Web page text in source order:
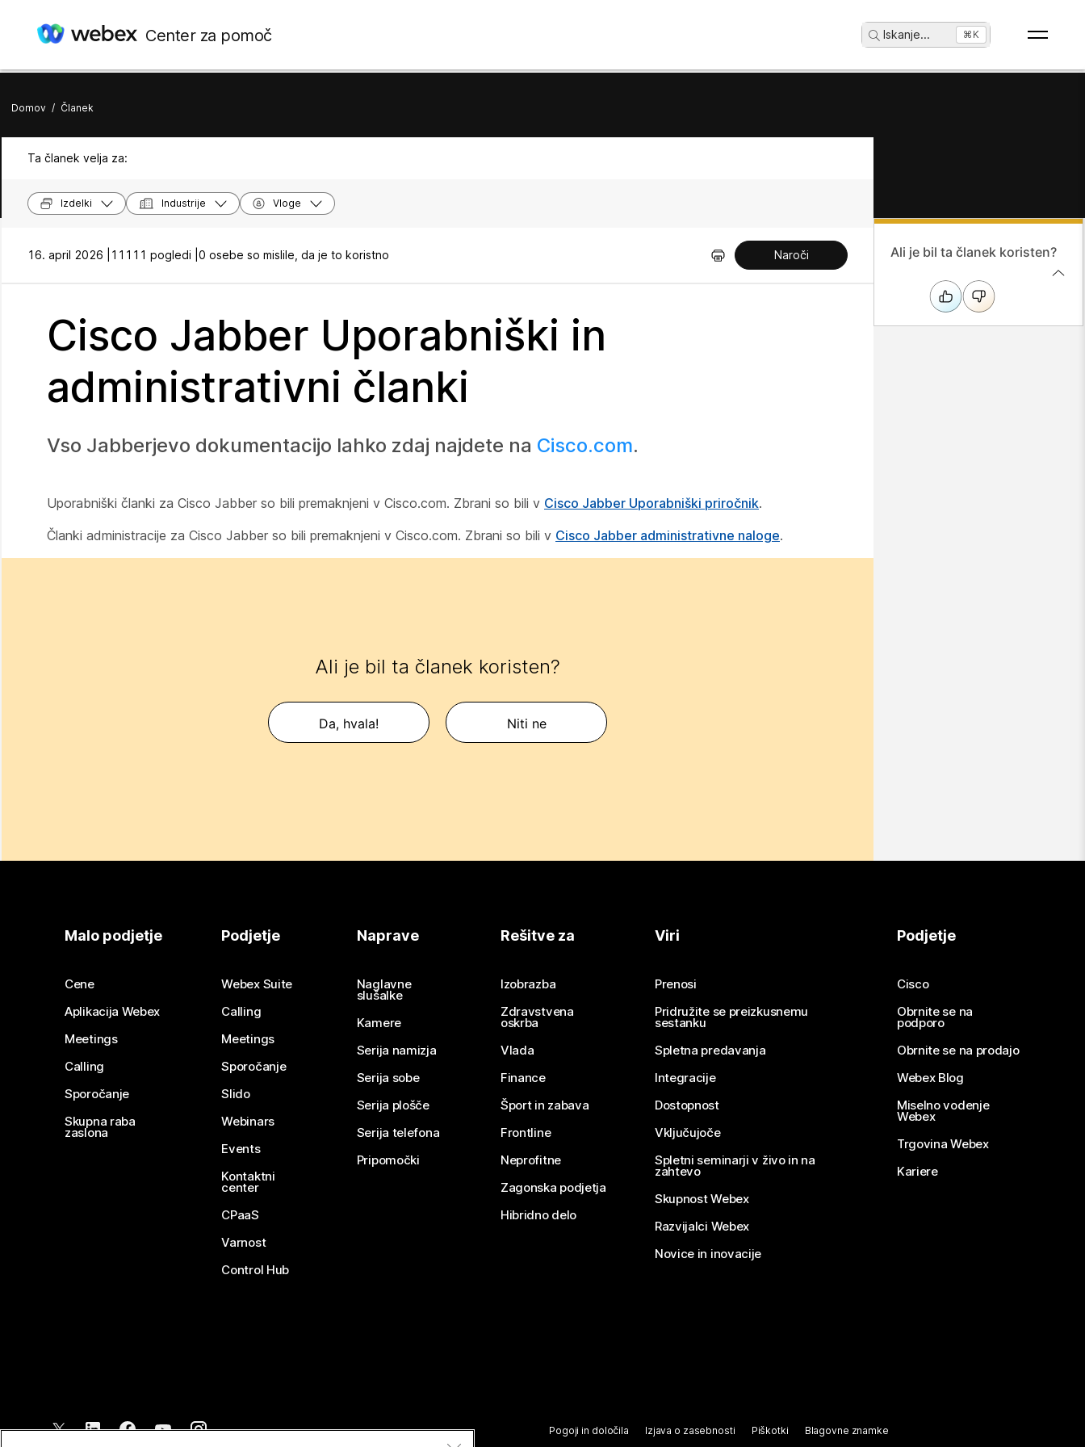
Center za pomoč Iskanje... ⌘K
Domov / Članek
Ta članek velja za:
Izdelki Industrije Vloge
16. april 2026 | 11111 pogledi | 0 osebe so mislile, da je to koristno Naroči
Cisco Jabber Uporabniški in
administrativni članki
Vso Jabberjevo dokumentacijo lahko zdaj najdete na Cisco.com.
Uporabniški članki za Cisco Jabber so bili premaknjeni v Cisco.com. Zbrani so bili v Cisco Jabber Uporabniški priročnik.
Članki administracije za Cisco Jabber so bili premaknjeni v Cisco.com. Zbrani so bili v Cisco Jabber administrativne naloge.
Ali je bil ta članek koristen?
Da, hvala! Niti ne
Ali je bil ta članek koristen?
Malo podjetje
Cene
Aplikacija Webex
Meetings
Calling
Sporočanje
Skupna raba
zaslona
Podjetje
Webex Suite
Calling
Meetings
Sporočanje
Slido
Webinars
Events
Kontaktni
center
CPaaS
Varnost
Control Hub
Naprave
Naglavne
slušalke
Kamere
Serija namizja
Serija sobe
Serija plošče
Serija telefona
Pripomočki
Rešitve za
Izobrazba
Zdravstvena
oskrba
Vlada
Finance
Šport in zabava
Frontline
Neprofitne
Zagonska podjetja
Hibridno delo
Viri
Prenosi
Pridružite se preizkusnemu
sestanku
Spletna predavanja
Integracije
Dostopnost
Vključujoče
Spletni seminarji v živo in na
zahtevo
Skupnost Webex
Razvijalci Webex
Novice in inovacije
Podjetje
Cisco
Obrnite se na
podporo
Obrnite se na prodajo
Webex Blog
Miselno vodenje
Webex
Trgovina Webex
Kariere
Pogoji in določila Izjava o zasebnosti Piškotki Blagovne znamke